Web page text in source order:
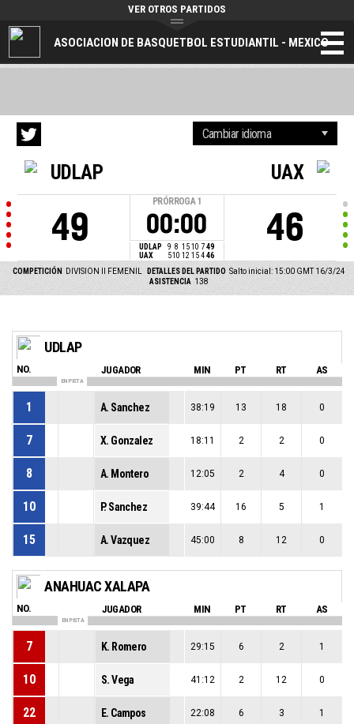
ASOCIACION DE BASQUETBOL ESTUDIANTIL - MEXICO
VER OTROS PARTIDOS
UDLAP
49
PRÓRROGA 1
00:00
UDLAP 9 8 15 10 7 49
UAX
510 12 154 46
UAX
46
COMPETICIÓN DIVISION II FEMENIL DETALLES DEL PARTIDO Salto inicial: 15:00 GMT 16/3/24
ASISTENCIA 138
UDLAP
NO. JUGADOR MIN PT RT AS
EN PISTA
1 A. Sanchez 38:19 13 18 0
7 X. Gonzalez 18:11 2 2 0
8 A. Montero 12:05 2 4 0
10 P. Sanchez 39:44 16 5 1
15 A. Vazquez 45:00 8 12 0
ANAHUAC XALAPA
NO. JUGADOR MIN PT RT AS
EN PISTA
7 K. Romero 29:15 6 2 1
10 S. Vega 41:12 2 12 0
22 E. Campos 22:08 6 3 1